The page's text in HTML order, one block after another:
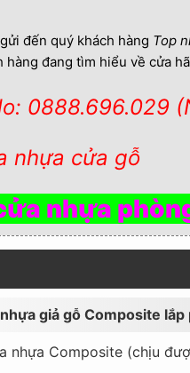
đến quý khách hàng Top
hàng đang tìm hiểu về cửa
0888.696.029
nhựa cửa gỗ
nhựa
giả gỗ Composite
nhựa Composite (chịu